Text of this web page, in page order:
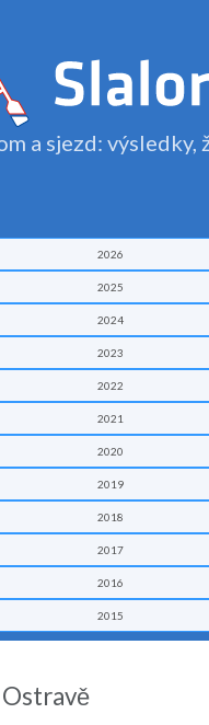
a sjezd: výsledky,
2026
2025
2024
2023
2022
2021
2020
2019
2018
2017
2016
2015